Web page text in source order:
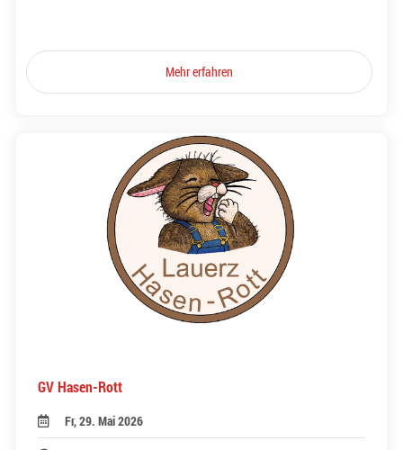
Mehr erfahren
GV Hasen-Rott
Fr, 29. Mai 2026